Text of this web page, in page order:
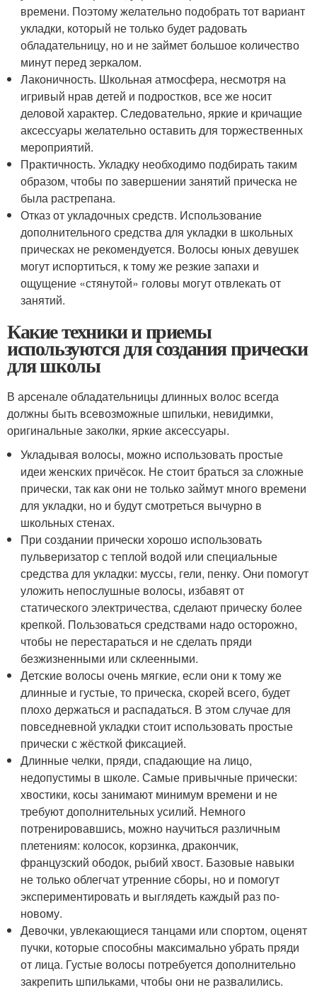
времени. Поэтому желательно подобрать тот вариант
укладки, который не только будет радовать
обладательницу, но и не займет большое количество
минут перед зеркалом.
Лаконичность. Школьная атмосфера, несмотря на
игривый нрав детей и подростков, все же носит
деловой характер. Следовательно, яркие и кричащие
аксессуары желательно оставить для торжественных
мероприятий.
Практичность. Укладку необходимо подбирать таким
образом, чтобы по завершении занятий прическа не
была растрепана.
Отказ от укладочных средств. Использование
дополнительного средства для укладки в школьных
прическах не рекомендуется. Волосы юных девушек
могут испортиться, к тому же резкие запахи и
ощущение «стянутой» головы могут отвлекать от
занятий.
Какие техники и приемы
используются для создания прически
для школы
В арсенале обладательницы длинных волос всегда
должны быть всевозможные шпильки, невидимки,
оригинальные заколки, яркие аксессуары.
Укладывая волосы, можно использовать простые
идеи женских причёсок. Не стоит браться за сложные
прически, так как они не только займут много времени
для укладки, но и будут смотреться вычурно в
школьных стенах.
При создании прически хорошо использовать
пульверизатор с теплой водой или специальные
средства для укладки: муссы, гели, пенку. Они помогут
уложить непослушные волосы, избавят от
статического электричества, сделают прическу более
крепкой. Пользоваться средствами надо осторожно,
чтобы не перестараться и не сделать пряди
безжизненными или склеенными.
Детские волосы очень мягкие, если они к тому же
длинные и густые, то прическа, скорей всего, будет
плохо держаться и распадаться. В этом случае для
повседневной укладки стоит использовать простые
прически с жёсткой фиксацией.
Длинные челки, пряди, спадающие на лицо,
недопустимы в школе. Самые привычные прически:
хвостики, косы занимают минимум времени и не
требуют дополнительных усилий. Немного
потренировавшись, можно научиться различным
плетениям: колосок, корзинка, дракончик,
французский ободок, рыбий хвост. Базовые навыки
не только облегчат утренние сборы, но и помогут
экспериментировать и выглядеть каждый раз по-
новому.
Девочки, увлекающиеся танцами или спортом, оценят
пучки, которые способны максимально убрать пряди
от лица. Густые волосы потребуется дополнительно
закрепить шпильками, чтобы они не развалились.